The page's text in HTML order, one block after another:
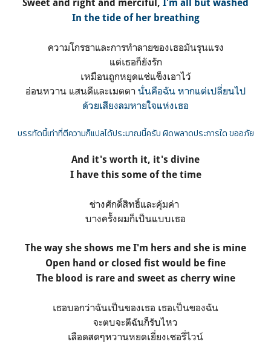
Sweet and right and merciful, I'm all but washed
In the tide of her breathing
ความโกรธาและการทำลายของเธอมันรุนแรง
แต่เธอก็ยังรัก
เหมือนถูกหยุดแช่แข็งเอาไว้
อ่อนหวาน แสนดีและเมตตา นั่นคือฉัน หากแต่เปลี่ยนไป
ด้วยเสียงลมหายใจแห่งเธอ
บรรทัดนี้เท่าที่ตีความก็แปลได้ประมาณนี้ครับ ผิดพลาดประการใด ขออภัย
And it's worth it, it's divine
I have this some of the time
ช่างศักดิ์สิทธิ์และคุ้มค่า
บางครั้งผมก็เป็นแบบเธอ
The way she shows me I'm hers and she is mine
Open hand or closed fist would be fine
The blood is rare and sweet as cherry wine
เธอบอกว่าฉันเป็นของเธอ เธอเป็นของฉัน
จะตบจะตีฉันก็รับไหว
เลือดสดๆหวานหยดเยี่ยงเชอรี่ไวน์